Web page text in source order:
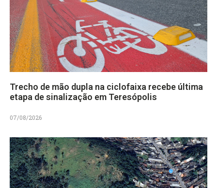
Trecho de mão dupla na ciclofaixa recebe última
etapa de sinalização em Teresópolis
07/08/2026